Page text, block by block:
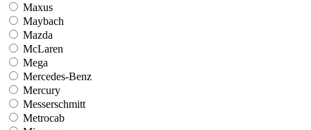
Maxus
Maybach
Mazda
McLaren
Mega
Mercedes-Benz
Mercury
Messerschmitt
Metrocab